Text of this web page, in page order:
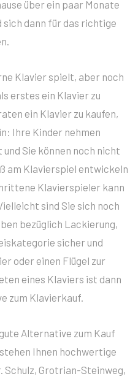
über ein paar Monate
dann für das richtige
Klavier spielt, aber noch
erstes ein Klavier zu
ein Klavier zu kaufen,
Ihre Kinder nehmen
Sie können noch nicht
am Klavierspiel entwickeln
Klavierspieler kann
sind Sie sich noch
bezüglich Lackierung,
sicher und
oder einen Flügel zur
eines Klaviers ist dann
zum Klavierkauf.
Alternative zum Kauf
Ihnen hochwertige
Schulz, Grotrian-Steinweg,